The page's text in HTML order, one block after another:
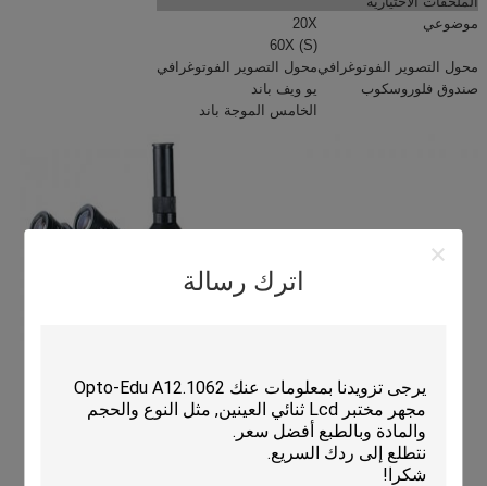
اترك رسالة
موضوعي
20X
60X (S)
محول التصوير الفوتوغرافيمحول التصوير الفوتوغرافي
صندوق فلوروسكوب
يو ويف باند
الخامس الموجة باند